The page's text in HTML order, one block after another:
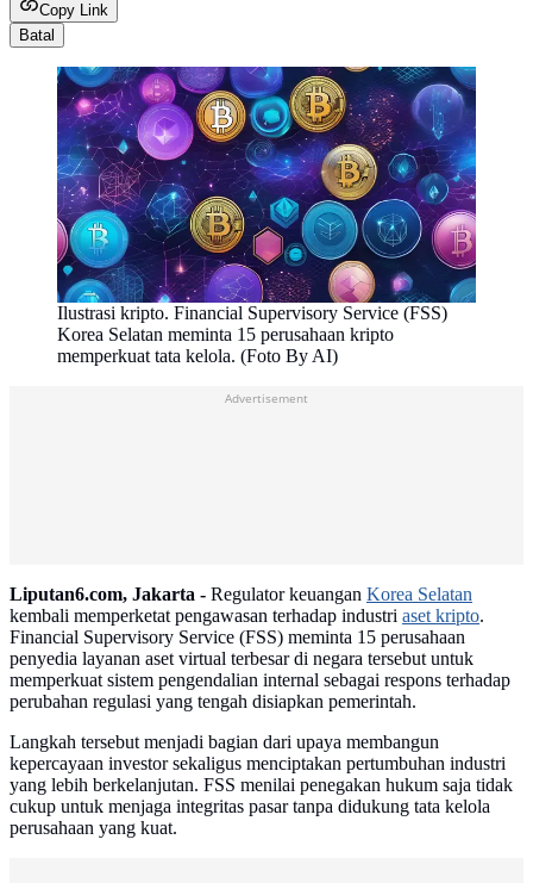
Copy Link
Batal
Ilustrasi kripto. Financial Supervisory Service (FSS)
Korea Selatan meminta 15 perusahaan kripto
memperkuat tata kelola. (Foto By AI)
Advertisement
Liputan6.com, Jakarta - Regulator keuangan Korea Selatan
kembali memperketat pengawasan terhadap industri aset kripto.
Financial Supervisory Service (FSS) meminta 15 perusahaan
penyedia layanan aset virtual terbesar di negara tersebut untuk
memperkuat sistem pengendalian internal sebagai respons terhadap
perubahan regulasi yang tengah disiapkan pemerintah.
Langkah tersebut menjadi bagian dari upaya membangun
kepercayaan investor sekaligus menciptakan pertumbuhan industri
yang lebih berkelanjutan. FSS menilai penegakan hukum saja tidak
cukup untuk menjaga integritas pasar tanpa didukung tata kelola
perusahaan yang kuat.